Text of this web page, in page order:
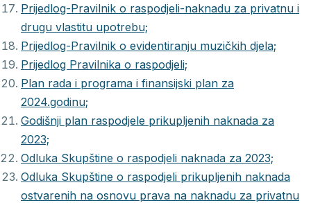
Prijedlog-Pravilnik o raspodjeli-naknadu za privatnu i
drugu vlastitu upotrebu;
Prijedlog-Pravilnik o evidentiranju muzičkih djela;
Prijedlog Pravilnika o raspodjeli;
Plan rada i programa i finansijski plan za
2024.godinu;
Godišnji plan raspodjele prikupljenih naknada za
2023;
Odluka Skupštine o raspodjeli naknada za 2023;
Odluka Skupštine o raspodjeli prikupljenih naknada
ostvarenih na osnovu prava na naknadu za privatnu